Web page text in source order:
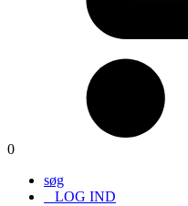
0
søg
LOG IND